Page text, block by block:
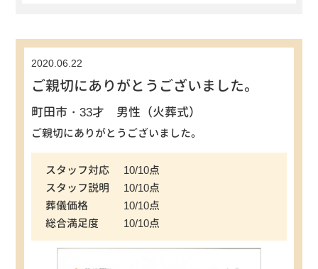
2020.06.22
ご親切にありがとうございました。
町田市・33才 男性（火葬式）
ご親切にありがとうございました。
スタッフ対応
10/10点
スタッフ説明
10/10点
葬儀価格
10/10点
総合満足度
10/10点